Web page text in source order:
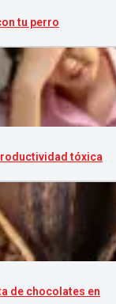
tu perro
tóxica
de chocolates en